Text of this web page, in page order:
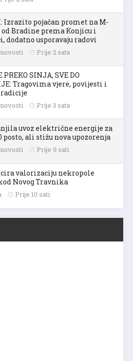
Izrazito pojačan promet na M-
od Bradine prema Konjicu i
dodatno usporavaju radovi
Prije 2 sata
PREKO SINJA, SVE DO
Tragovima vjere, povijesti i
Prije 3 sata
uvoz električne energije za
posto, ali stižu nova upozorenja
Prije 9 sati
valorizaciju nekropole
Novog Travnika
Prije 10 sati